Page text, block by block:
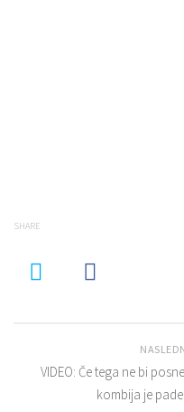
SHARE
VIDEO: Če tega ne bi
kombija je